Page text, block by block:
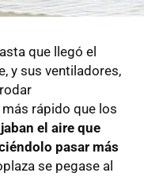
que llegó el
y sus ventiladores,
rápido que los
el aire que
pasar más
se pegase al